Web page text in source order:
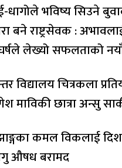
धागोले भविष्य सिउने
बने राष्ट्रसेवक :
लेख्यो सफलताको
विद्यालय चित्रकला
माविकी छात्रा अन्सु
कमल विकलाई
औषध बरामद